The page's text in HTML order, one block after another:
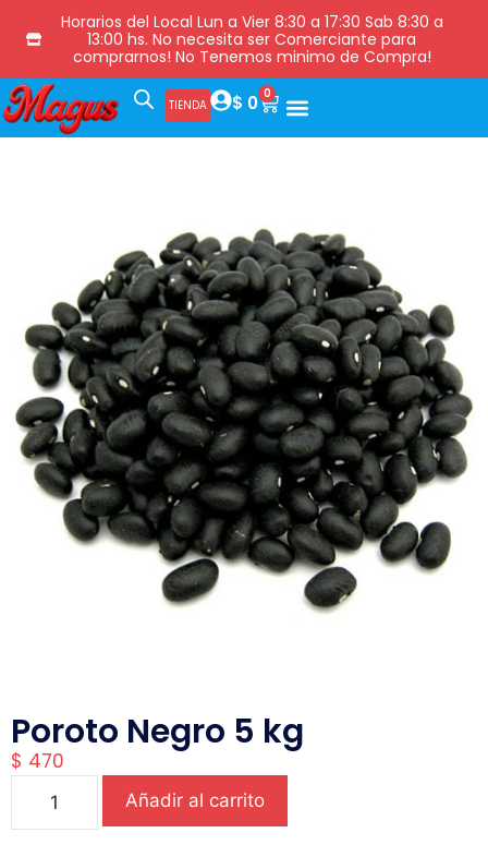
Horarios del Local Lun a Vier 8:30 a 17:30 Sab 8:30 a
13:00 hs. No necesita ser Comerciante para
comprarnos! No Tenemos minimo de Compra!
TIENDA $ 0 0
Poroto Negro 5 kg
$ 470
Añadir al carrito